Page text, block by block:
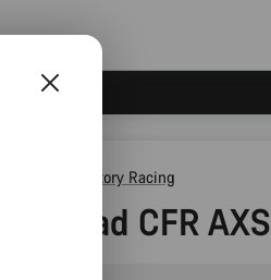
Canyon Factory Racing
Aeroad CFR AXS